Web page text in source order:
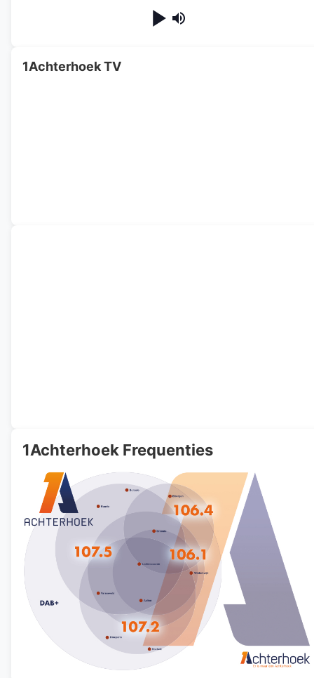
1Achterhoek TV
1Achterhoek Frequenties